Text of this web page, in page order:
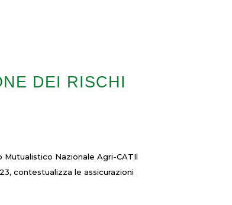
DEI RISCHI
Nazionale Agri-CATIl
contestualizza le assicurazioni